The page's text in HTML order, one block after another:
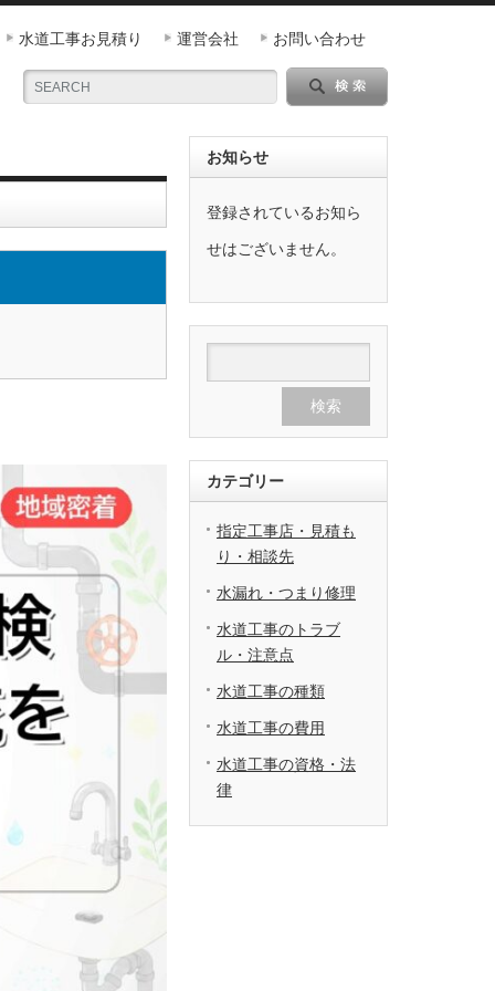
水道工事お見積り 運営会社 お問い合わせ
お知らせ
登録されているお知ら
せはございません。
カテゴリー
指定工事店・見積も
り・相談先
水漏れ・つまり修理
水道工事のトラブ
ル・注意点
水道工事の種類
水道工事の費用
水道工事の資格・法
律